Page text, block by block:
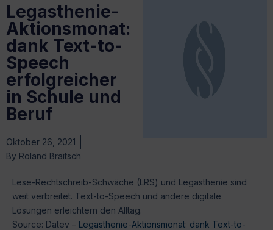
Legasthenie-
Aktionsmonat:
dank Text-to-
Speech
erfolgreicher
in Schule und
Beruf
Oktober 26, 2021
By Roland Braitsch
Lese-Rechtschreib-Schwäche (LRS) und Legasthenie sind
weit verbreitet. Text-to-Speech und andere digitale
Lösungen erleichtern den Alltag.
Source: Datev – Legasthenie-Aktionsmonat: dank Text-to-